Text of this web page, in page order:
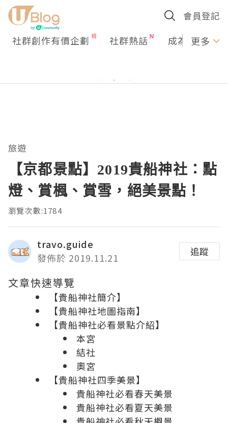
會員登記
社群創作有價企劃 社群熱話 成為U更多
旅遊
【京都景點】2019貴船神社：點
燈、賞楓、賞雪，絕美景點！
瀏覽次數:1784
travo.guide
發佈於 2019.11.21
追蹤
文章快速導覽
【貴船神社簡介】
【貴船神社地圖指南】
【貴船神社必看景點介紹】
本宮
結社
奧宮
【貴船神社四季美景】
貴船神社必看春天美景
貴船神社必看夏天美景